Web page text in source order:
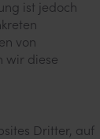
ist jedoch
von
wir diese
Dritter, auf